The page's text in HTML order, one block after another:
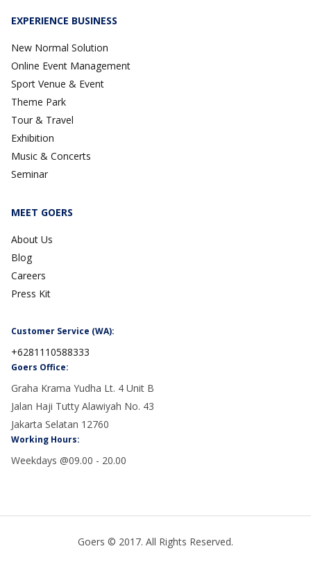
EXPERIENCE BUSINESS
New Normal Solution
Online Event Management
Sport Venue & Event
Theme Park
Tour & Travel
Exhibition
Music & Concerts
Seminar
MEET GOERS
About Us
Blog
Careers
Press Kit
Customer Service (WA):
+6281110588333
Goers Office:
Graha Krama Yudha Lt. 4 Unit B
Jalan Haji Tutty Alawiyah No. 43
Jakarta Selatan 12760
Working Hours:
Weekdays @09.00 - 20.00
Goers © 2017. All Rights Reserved.